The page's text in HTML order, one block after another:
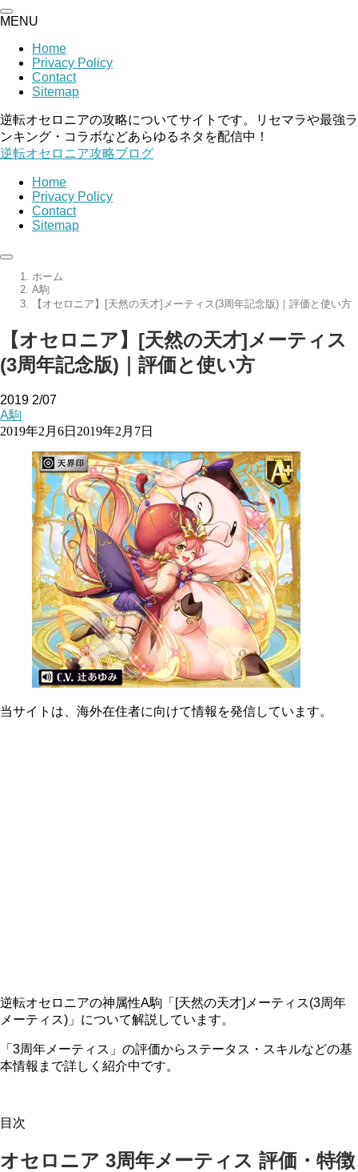
MENU
Home
Privacy Policy
Contact
Sitemap
逆転オセロニアの攻略についてサイトです。リセマラや最強ラ
ンキング・コラボなどあらゆるネタを配信中！
逆転オセロニア攻略ブログ
Home
Privacy Policy
Contact
Sitemap
ホーム
A駒
【オセロニア】[天然の天才]メーティス(3周年記念版)｜評価と使い方
【オセロニア】[天然の天才]メーティス
(3周年記念版)｜評価と使い方
2019 2/07
A駒
2019年2月6日 2019年2月7日
当サイトは、海外在住者に向けて情報を発信しています。
逆転オセロニアの神属性A駒「[天然の天才]メーティス(3周年
メーティス)」について解説しています。
「3周年メーティス」の評価からステータス・スキルなどの基
本情報まで詳しく紹介中です。
目次
オセロニア 3周年メーティス 評価・特徴